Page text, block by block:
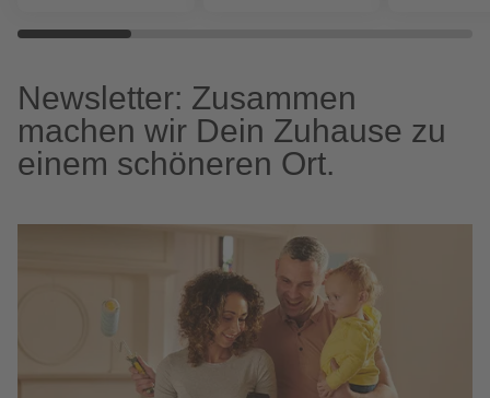
Newsletter: Zusammen
machen wir Dein Zuhause zu
einem schöneren Ort.